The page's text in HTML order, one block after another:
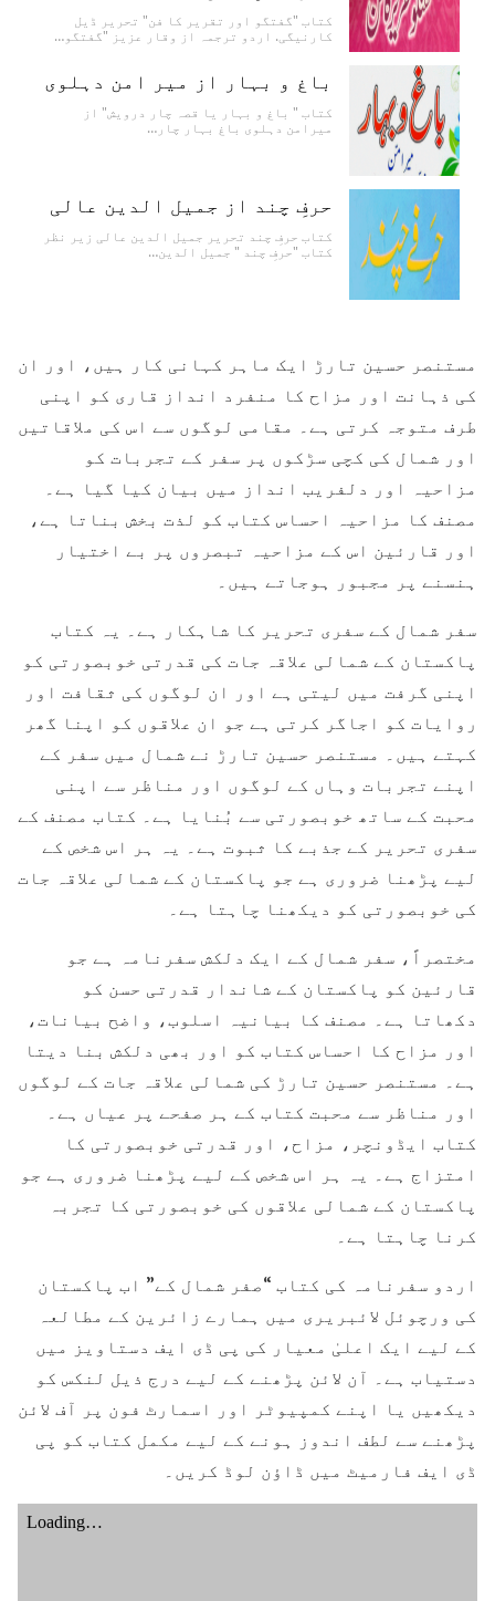
کتاب "گفتگو اور تقریر کا فن" تحریر ڈیل
کارنیگی. اردو ترجمہ از وقار عزیز "گفتگو…
باغ و بہار از میر امن دہلوی
کتاب " باغ و بہار یا قصہ چار درویش" از
میرامن دہلوی باغ بہار چار…
حرفِ چند از جمیل الدین عالی
کتاب حرفِ چند تحریر جمیل الدین عالی زیر نظر
کتاب "حرفِ چند " جمیل الدین…
مستنصر حسین تارڑ ایک ماہر کہانی کار ہیں، اور ان
کی ذہانت اور مزاح کا منفرد انداز قاری کو اپنی
طرف متوجہ کرتی ہے۔ مقامی لوگوں سے اس کی ملاقاتیں
اور شمال کی کچی سڑکوں پر سفر کے تجربات کو
مزاحیہ اور دلفریب انداز میں بیان کیا گیا ہے۔
مصنف کا مزاحیہ احساس کتاب کو لذت بخش بناتا ہے،
اور قارئین اس کے مزاحیہ تبصروں پر بے اختیار
ہنسنے پر مجبور ہوجاتے ہیں۔
سفر شمال کے سفری تحریر کا شاہکار ہے۔ یہ کتاب
پاکستان کے شمالی علاقہ جات کی قدرتی خوبصورتی کو
اپنی گرفت میں لیتی ہے اور ان لوگوں کی ثقافت اور
روایات کو اجاگر کرتی ہے جو ان علاقوں کو اپنا گھر
کہتے ہیں۔ مستنصر حسین تارڑ نے شمال میں سفر کے
اپنے تجربات وہاں کے لوگوں اور مناظر سے اپنی
محبت کے ساتھ خوبصورتی سے بُنایا ہے۔ کتاب مصنف کے
سفری تحریر کے جذبے کا ثبوت ہے۔ یہ ہر اس شخص کے
لیے پڑھنا ضروری ہے جو پاکستان کے شمالی علاقہ جات
کی خوبصورتی کو دیکھنا چاہتا ہے۔
مختصراً، سفر شمال کے ایک دلکش سفرنامہ ہے جو
قارئین کو پاکستان کے شاندار قدرتی حسن کو
دکھاتا ہے۔ مصنف کا بیانیہ اسلوب، واضح بیانات،
اور مزاح کا احساس کتاب کو اور بھی دلکش بنا دیتا
ہے۔ مستنصر حسین تارڑ کی شمالی علاقہ جات کے لوگوں
اور مناظر سے محبت کتاب کے ہر صفحے پر عیاں ہے۔
کتاب ایڈونچر، مزاح، اور قدرتی خوبصورتی کا
امتزاج ہے۔ یہ ہر اس شخص کے لیے پڑھنا ضروری ہے جو
پاکستان کے شمالی علاقوں کی خوبصورتی کا تجربہ
کرنا چاہتا ہے۔
اردو سفرنامہ کی کتاب “صفر شمال کے” اب پاکستان
کی ورچوئل لائبریری میں ہمارے زائرین کے مطالعہ
کے لیے ایک اعلیٰ معیار کی پی ڈی ایف دستاویز میں
دستیاب ہے۔ آن لائن پڑھنے کے لیے درج ذیل لنکس کو
دیکھیں یا اپنے کمپیوٹر اور اسمارٹ فون پر آف لائن
پڑھنے سے لطف اندوز ہونے کے لیے مکمل کتاب کو پی
ڈی ایف فارمیٹ میں ڈاؤن لوڈ کریں۔